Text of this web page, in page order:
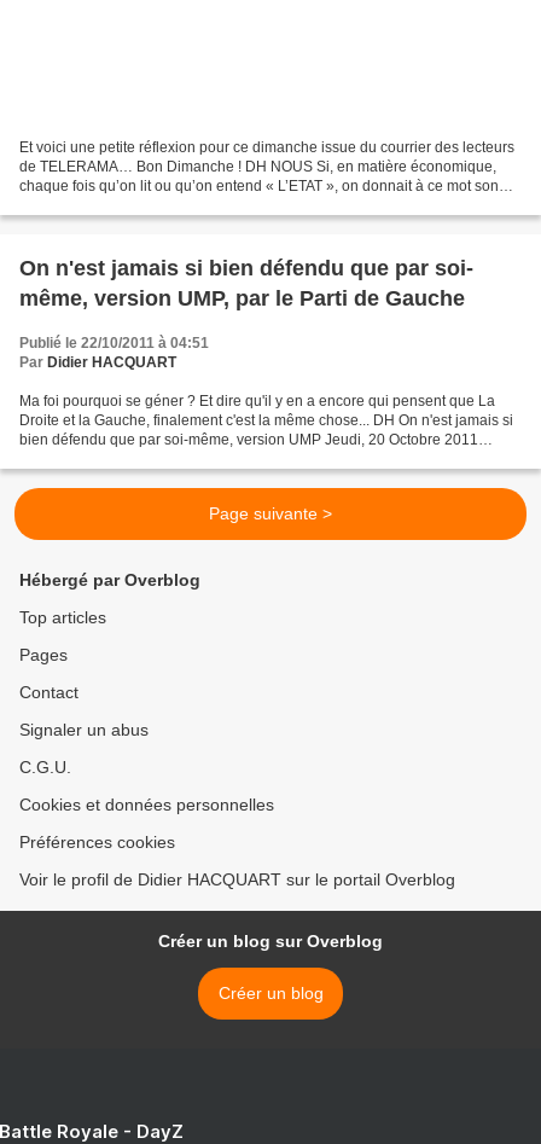
Et voici une petite réflexion pour ce dimanche issue du courrier des lecteurs
de TELERAMA… Bon Dimanche ! DH NOUS Si, en matière économique,
chaque fois qu’on lit ou qu’on entend « L’ETAT », on donnait à ce mot son
On n'est jamais si bien défendu que par soi-
même, version UMP, par le Parti de Gauche
Publié le 22/10/2011 à 04:51
Par Didier HACQUART
Ma foi pourquoi se géner ? Et dire qu'il y en a encore qui pensent que La
Droite et la Gauche, finalement c'est la même chose... DH On n'est jamais si
bien défendu que par soi-même, version UMP Jeudi, 20 Octobre 2011
Page suivante >
Hébergé par Overblog
Top articles
Pages
Contact
Signaler un abus
C.G.U.
Cookies et données personnelles
Préférences cookies
Voir le profil de Didier HACQUART sur le portail Overblog
Créer un blog sur Overblog
Créer un blog
Royale - DayZ